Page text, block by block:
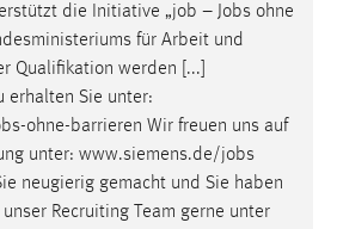
die Initiative „job – Jobs ohne
für Arbeit und
Qualifikation werden [...]
erhalten Sie unter:
-ohne-barrieren Wir freuen uns auf
unter: www.siemens.de/jobs
neugierig gemacht und Sie haben
Recruiting Team gerne unter